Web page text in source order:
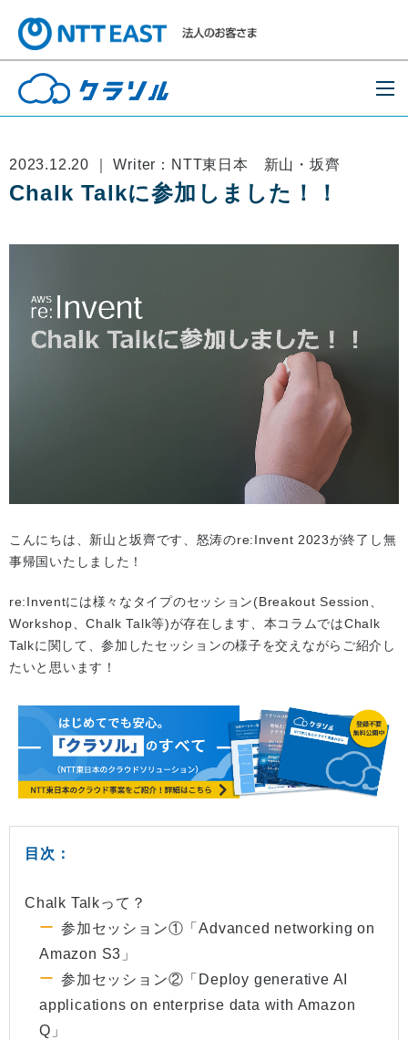
2023.12.20 ｜ Writer：NTT東日本 新山・坂⿑
Chalk Talkに参加しました！！
こんにちは、新山と坂齊です、怒涛のre:Invent 2023が終了し無
事帰国いたしました！
re:Inventには様々なタイプのセッション(Breakout Session、
Workshop、Chalk Talk等)が存在します、本コラムではChalk
Talkに関して、参加したセッションの様子を交えながらご紹介し
たいと思います！
目次：
Chalk Talkって？
参加セッション①「Advanced networking on
Amazon S3」
参加セッション②「Deploy generative AI
applications on enterprise data with Amazon
Q」